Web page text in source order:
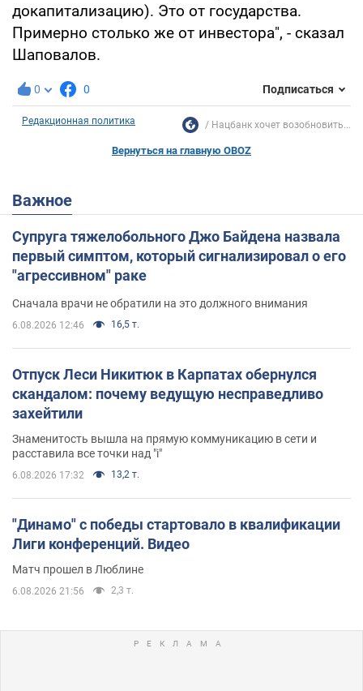
докапитализацию). Это от государства.
Примерно столько же от инвестора", - сказал
Шаповалов.
0 0 Подписаться
Редакционная политика Нацбанк хочет возобновить...
Вернуться на главную OBOZ
Важное
Супруга тяжелобольного Джо Байдена назвала
первый симптом, который сигнализировал о его
"агрессивном" раке
Сначала врачи не обратили на это должного внимания
6.08.2026 12:46 16,5 т.
Отпуск Леси Никитюк в Карпатах обернулся
скандалом: почему ведущую несправедливо
захейтили
Знаменитость вышла на прямую коммуникацию в сети и
расставила все точки над "i"
6.08.2026 17:32 13,2 т.
"Динамо" с победы стартовало в квалификации
Лиги конференций. Видео
Матч прошел в Люблине
6.08.2026 21:56 2,3 т.